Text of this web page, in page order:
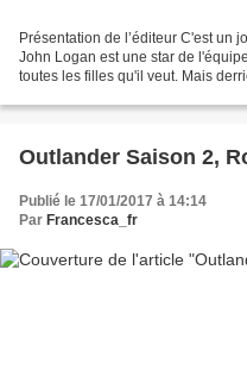
Présentation de l’éditeur C'est un
John Logan est une star de
toutes les filles qu'il veut. Mais
Outlander Saison 2,
Publié le 17/01/2017 à 14:14
Par Francesca_fr